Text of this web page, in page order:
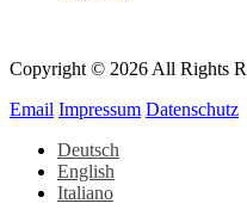
Copyright © 2026 All Rights
Email Impressum Datenschutz
Deutsch
English
Italiano